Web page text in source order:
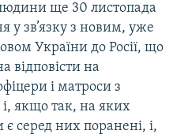
ще 30 листопада
у зв’язку з новим, уже
України до Росії, що
відповісти на
і матроси з
і, якщо так, на яких
серед них поранені, і,